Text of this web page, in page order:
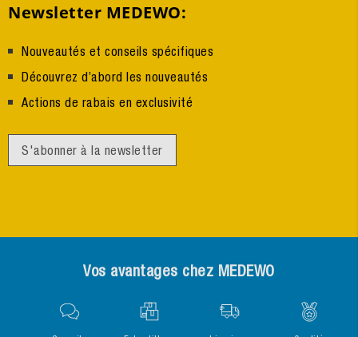
Newsletter MEDEWO:
Nouveautés et conseils spécifiques
Découvrez d’abord les nouveautés
Actions de rabais en exclusivité
S'abonner à la newsletter
Vos avantages chez MEDEWO